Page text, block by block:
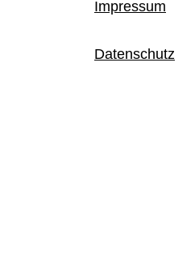
Impressum
Datenschutz